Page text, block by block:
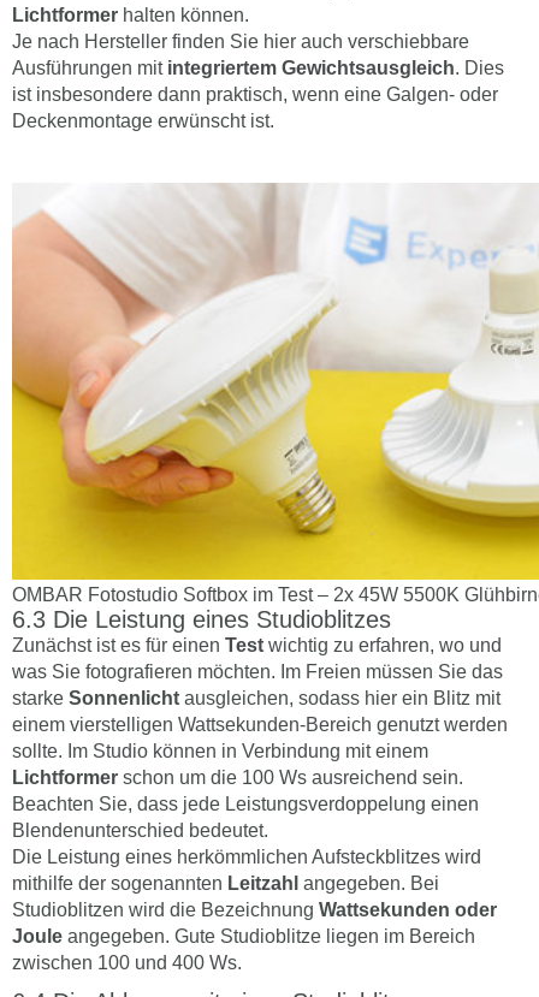
Lichtformer halten können.
Je nach Hersteller finden Sie hier auch verschiebbare
Ausführungen mit integriertem Gewichtsausgleich. Dies
ist insbesondere dann praktisch, wenn eine Galgen- oder
Deckenmontage erwünscht ist.
OMBAR Fotostudio Softbox im Test – 2x 45W 5500K
Die Leistung eines Studioblitzes
Zunächst ist es für einen Test wichtig zu erfahren, wo und
was Sie fotografieren möchten. Im Freien müssen Sie das
starke Sonnenlicht ausgleichen, sodass hier ein Blitz mit
einem vierstelligen Wattsekunden-Bereich genutzt werden
sollte. Im Studio können in Verbindung mit einem
Lichtformer schon um die 100 Ws ausreichend sein.
Beachten Sie, dass jede Leistungsverdoppelung einen
Blendenunterschied bedeutet.
Die Leistung eines herkömmlichen Aufsteckblitzes wird
mithilfe der sogenannten Leitzahl angegeben. Bei
Studioblitzen wird die Bezeichnung Wattsekunden oder
Joule angegeben. Gute Studioblitze liegen im Bereich
zwischen 100 und 400 Ws.